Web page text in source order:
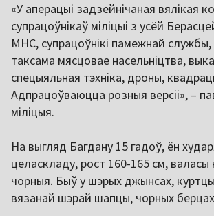
«У аперацыі задзейнічаная вялікая
супрацоўнікаў міліцыі з усёй
МНС, супрацоўнікі памежнай
таксама мясцовае насельніцтва,
спецыяльная тэхніка, дроны,
Адпрацоўваюцца розныя версіі», –
міліцыя.
На выгляд Багдану 15 гадоў, ён
целаскладу, рост 160-165 см, валасы
чорныя. Быў у шэрых джынсах,
вязанай шэрай шапцы, чорных